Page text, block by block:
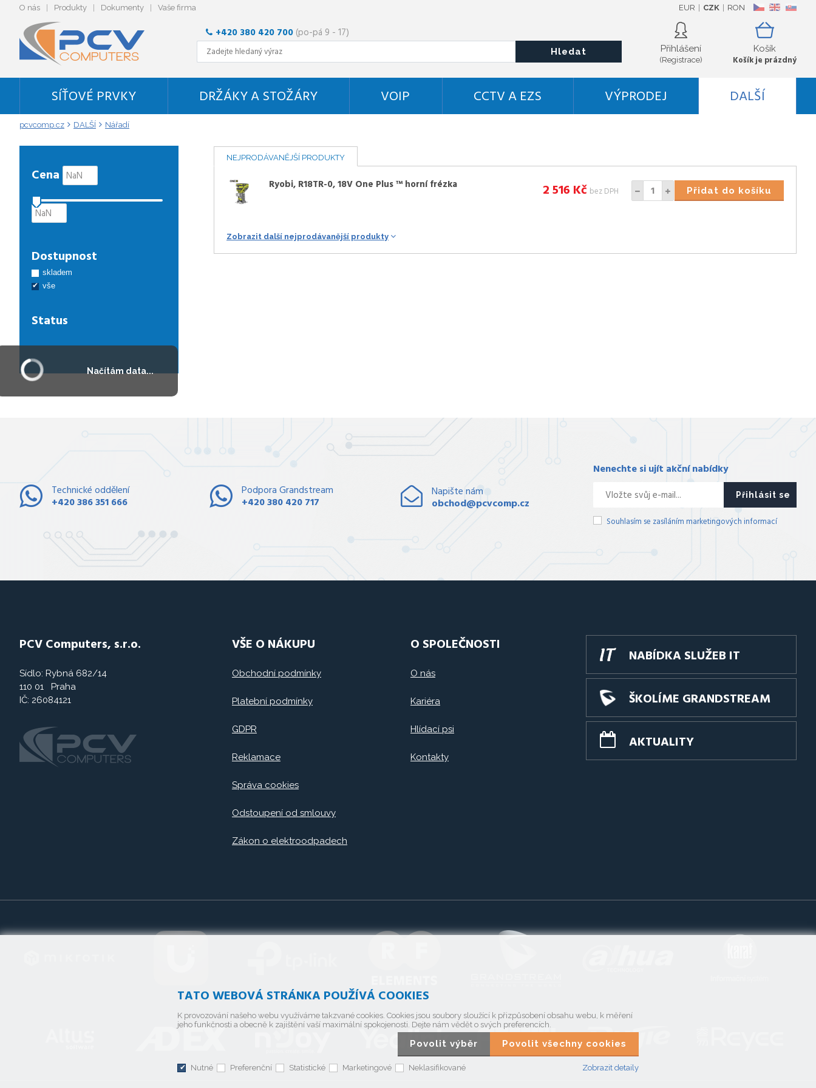
O nás Produkty Dokumenty Vaše firma CZ EN SK
EUR CZK RON
Košík
Košík je prázdný
Přihlášení
(Registrace)
+420 380 420 700 (po-pá 9 - 17)
Hledat
SÍŤOVÉ PRVKY DRŽÁKY A STOŽÁRY VOIP CCTV A EZS VÝPRODEJ DALŠÍ
pcvcomp.cz DALŠÍ Nářadí
NEJPRODÁVANĚJŠÍ PRODUKTY
Ryobi, R18TR-0, 18V One Plus ™ horní frézka Přidat do košíku
2 516 Kč bez DPH
Zobrazit další nejprodávanější produkty
Cena
Dostupnost
skladem
vše
Status
Technické oddělení
+420 386 351 666
Podpora Grandstream
+420 380 420 717
Napište nám
obchod@pcvcomp.cz
Nenechte si ujít akční nabídky
Přihlásit se
Souhlasím se zasíláním marketingových informací
PCV Computers, s.r.o.
Sídlo: Rybná 682/14
110 01 Praha
IČ: 26084121
VŠE O NÁKUPU
Obchodní podmínky
Platební podmínky
GDPR
Reklamace
Správa cookies
Odstoupení od smlouvy
Zákon o elektroodpadech
O SPOLEČNOSTI
O nás
Kariéra
Hlídací psi
Kontakty
NABÍDKA SLUŽEB IT
ŠKOLÍME GRANDSTREAM
AKTUALITY
TATO WEBOVÁ STRÁNKA POUŽÍVÁ COOKIES
K provozování našeho webu využíváme takzvané cookies. Cookies jsou soubory sloužící k přizpůsobení obsahu webu, k měření
jeho funkčnosti a obecně k zajištění vaší maximální spokojenosti. Dejte nám vědět o svých preferencích.
Povolit výběr Povolit všechny cookies
Nutné Preferenční Statistické Marketingové Neklasifikované Zobrazit detaily
Načítám data...